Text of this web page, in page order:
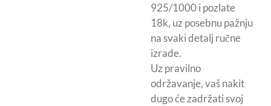
925/1000 i pozlate
18k, uz posebnu pažnju
na svaki detalj ručne
izrade.
Uz pravilno
održavanje, vaš nakit
dugo će zadržati svoj